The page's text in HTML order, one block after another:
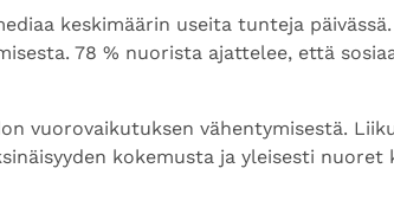
keskimäärin useita tunteja
78 % nuorista ajattelee, että
vuorovaikutuksen vähentymisestä.
kokemusta ja yleisesti